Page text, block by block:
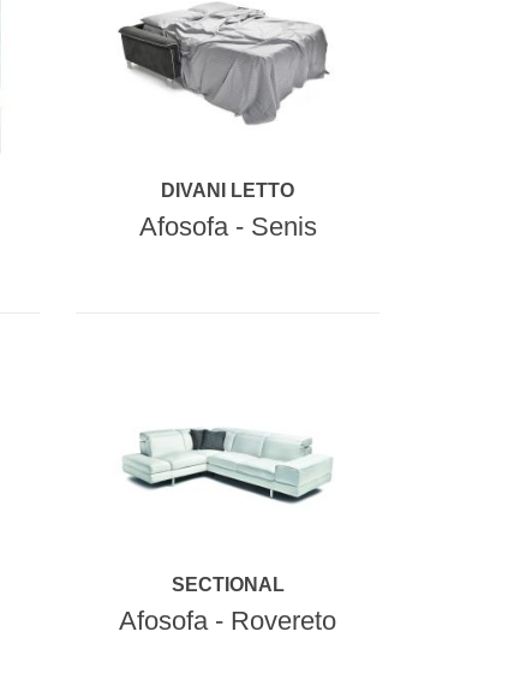
DIVANI LETTO
Afosofa - Senis
SECTIONAL
Afosofa - Rovereto